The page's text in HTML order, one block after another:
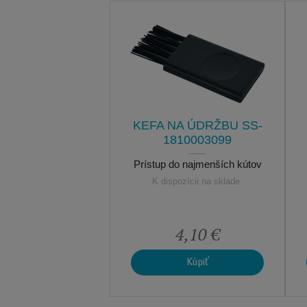
KEFA NA ÚDRŽBU SS-
1810003099
Prístup do najmenších kútov
K dispozícii na sklade.
4,10 €
Kúpiť